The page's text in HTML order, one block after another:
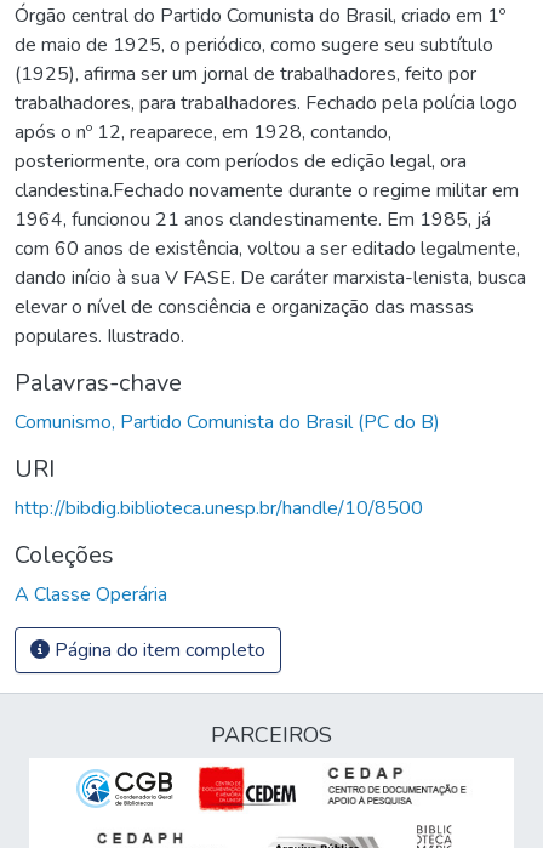
Órgão central do Partido Comunista do Brasil, criado em 1º
de maio de 1925, o periódico, como sugere seu subtítulo
(1925), afirma ser um jornal de trabalhadores, feito por
trabalhadores, para trabalhadores. Fechado pela polícia logo
após o nº 12, reaparece, em 1928, contando,
posteriormente, ora com períodos de edição legal, ora
clandestina.Fechado novamente durante o regime militar em
1964, funcionou 21 anos clandestinamente. Em 1985, já
com 60 anos de existência, voltou a ser editado legalmente,
dando início à sua V FASE. De caráter marxista-lenista, busca
elevar o nível de consciência e organização das massas
populares. Ilustrado.
Palavras-chave
Comunismo, Partido Comunista do Brasil (PC do B)
URI
http://bibdig.biblioteca.unesp.br/handle/10/8500
Coleções
A Classe Operária
Página do item completo
PARCEIROS